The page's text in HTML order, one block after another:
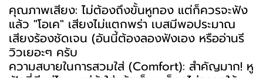
คุณภาพเสียง: ไม่ต้องถึงขั้นหูทอง แต่ก็ควรจะฟัง
แล้ว "โอเค" เสียงไม่แตกพร่า เบสมีพอประมาณ
เสียงร้องชัดเจน (อันนี้ต้องลองฟังเอง หรืออ่านรี
วิวเยอะๆ ครับ
ความสบายในการสวมใส่ (Comfort): สำคัญมาก! หู